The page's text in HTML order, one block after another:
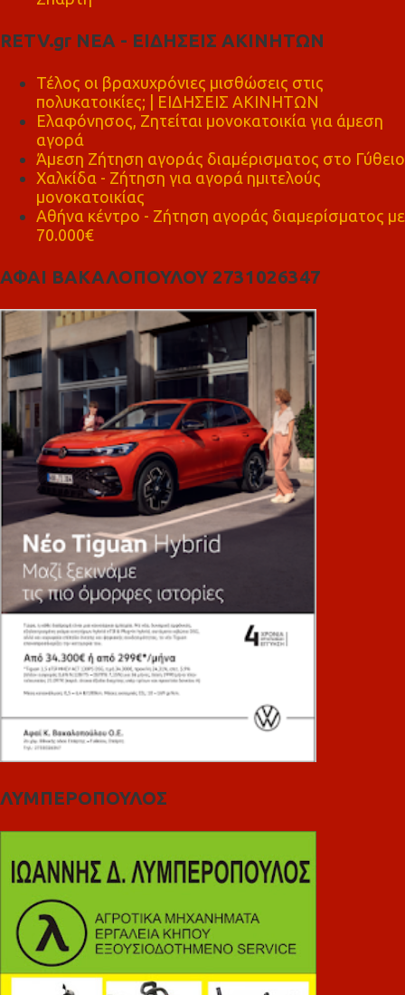
RETV.gr ΝΕΑ - ΕΙΔΗΣΕΙΣ ΑΚΙΝΗΤΩΝ
Τέλος οι βραχυχρόνιες μισθώσεις στις
πολυκατοικίες; | ΕΙΔΗΣΕΙΣ ΑΚΙΝΗΤΩΝ
Ελαφόνησος, Ζητείται μονοκατοικία για άμεση
αγορά
Άμεση Ζήτηση αγοράς διαμέρισματος στο Γύθειο
Χαλκίδα - Ζήτηση για αγορά ημιτελούς
μονοκατοικίας
Αθήνα κέντρο - Ζήτηση αγοράς διαμερίσματος με
70.000€
ΑΦΑΙ ΒΑΚΑΛΟΠΟΥΛΟΥ 2731026347
ΛΥΜΠΕΡΟΠΟΥΛΟΣ